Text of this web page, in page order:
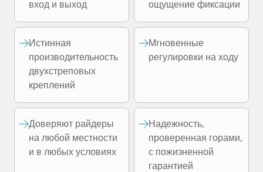
вход и выход
ощущение фиксации
Истинная
производительность
двухстреповых
креплений
Мгновенные
регулировки на ходу
Доверяют райдеры
на любой местности
и в любых условиях
Надежность,
проверенная горами,
с пожизненной
гарантией